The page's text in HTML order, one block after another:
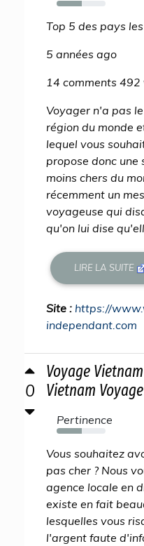
51%
Top 5 des pays
5 années ago
14 comments 492
Voyager n'a pas
région du monde
lequel vous
propose donc une
moins chers du
récemment un
voyageuse qui
qu'on lui dise
LIRE LA SUITE
Site : https://
independant.com
0
Voyage
Vietnam Voyage
Pertinence
51%
Vous souhaitez
pas cher ? Nous
agence locale en
existe en fait
lesquelles vous
l'argent faute